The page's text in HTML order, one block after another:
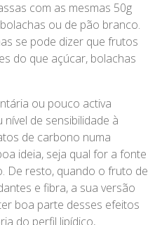
com as mesmas 50g
ou de pão branco.
se pode dizer que frutos
do que açúcar, bolachas
ou pouco activa
de sensibilidade à
de carbono numa
ideia, seja qual for a fonte
De resto, quando o fruto de
e fibra, a sua versão
boa parte desses efeitos
do perfil lipídico,